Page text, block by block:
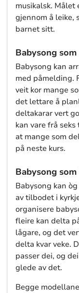
musikalsk. Målet
gjennom å leike,
barnet sitt.
Babysong
Babysong kan
med påmelding.
veit kor mange
det lettare å
deltakarar vert
kan vare frå
at mange som
på neste kurs.
Babysong
Babysong kan
av tilbodet i
organisere
fleire kan delta
lågare, og det
delta kvar veke.
passer dei, og
glede av det.
Begge